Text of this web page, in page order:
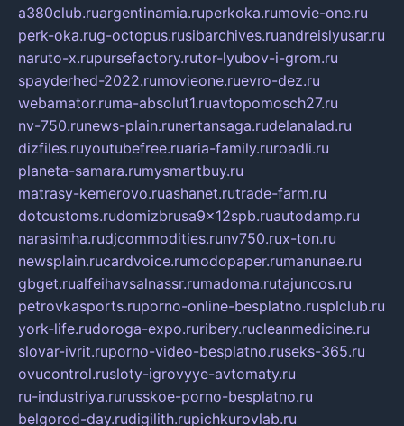
a380club.ruargentinamia.ruperkoka.rumovie-one.ru
perk-oka.rug-octopus.rusibarchives.ruandreislyusar.ru
naruto-x.rupursefactory.rutor-lyubov-i-grom.ru
spayderhed-2022.rumovieone.ruevro-dez.ru
webamator.ruma-absolut1.ruavtopomosch27.ru
nv-750.runews-plain.runertansaga.rudelanalad.ru
dizfiles.ruyoutubefree.ruaria-family.ruroadli.ru
planeta-samara.rumysmartbuy.ru
matrasy-kemerovo.ruashanet.rutrade-farm.ru
dotcustoms.rudomizbrusa9x12spb.ruautodamp.ru
narasimha.rudjcommodities.runv750.rux-ton.ru
newsplain.rucardvoice.rumodopaper.rumanunae.ru
gbget.rualfeihavsalnassr.rumadoma.rutajuncos.ru
petrovkasports.ruporno-online-besplatno.rusplclub.ru
york-life.rudoroga-expo.ruribery.rucleanmedicine.ru
slovar-ivrit.ruporno-video-besplatno.ruseks-365.ru
ovucontrol.rusloty-igrovyye-avtomaty.ru
ru-industriya.rurusskoe-porno-besplatno.ru
belgorod-day.rudigilith.rupichkurovlab.ru